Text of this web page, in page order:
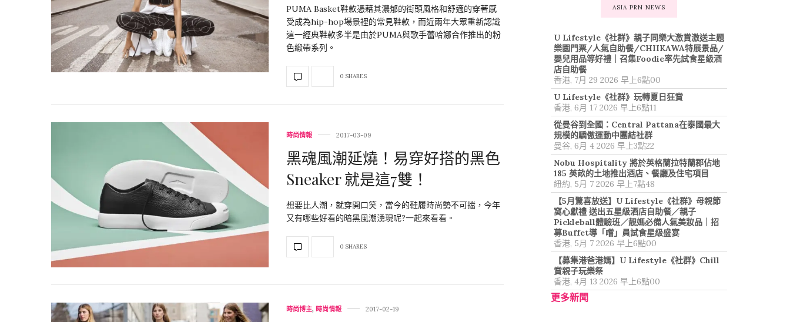
PUMA Basket鞋款憑藉其濃郁的街頭風格和舒適的穿著感
受成為hip-hop場景裡的常見鞋款，而近兩年大眾重新認識
這一經典鞋款多半是由於PUMA與歌手蕾哈娜合作推出的粉
色緞帶系列。
0 SHARES
時尚情報 2017-03-09
黑魂風潮延燒！易穿好搭的黑色
Sneaker 就是這7雙！
想要比人潮，就穿開口笑，當今的鞋履時尚勢不可擋，今年
又有哪些好看的暗黑風潮湧現呢?一起來看看。
0 SHARES
時尚博主, 時尚情報 2017-02-19
ASIA PRN NEWS
U Lifestyle《社群》親子同樂大激賞激送主題
樂園門票/人氣自助餐/CHIIKAWA特展景品/
嬰兒用品等好禮｜召集Foodie率先試食星級酒
店自助餐
香港, 7月 29 2026 早上6點00
U Lifestyle《社群》玩轉夏日狂賞
香港, 6月 17 2026 早上6點11
從曼谷到全國：Central Pattana在泰國最大
規模的驕傲運動中團結社群
曼谷, 6月 4 2026 早上3點22
Nobu Hospitality 將於英格蘭拉特蘭郡佔地
185 英畝的土地推出酒店、餐廳及住宅項目
紐約, 5月 7 2026 早上7點48
【5月驚喜放送】U Lifestyle《社群》母親節
窩心獻禮 送出五星級酒店自助餐／親子
Pickleball體驗班／靚媽必備人氣美妝品｜招
募Buffet導「嚐」員試食星級盛宴
香港, 5月 7 2026 早上6點00
【募集港爸港媽】U Lifestyle《社群》Chill
賞親子玩樂祭
香港, 4月 13 2026 早上6點00
更多新聞